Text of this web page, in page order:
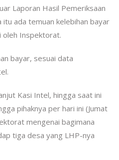
Laporan Hasil Pemeriksaan
ada temuan kelebihan bayar
oleh Inspektorat.
bayar, sesuai data
Kasi Intel, hingga saat ini
pihaknya per hari ini (Jumat
mengenai bagimana
tiga desa yang LHP-nya